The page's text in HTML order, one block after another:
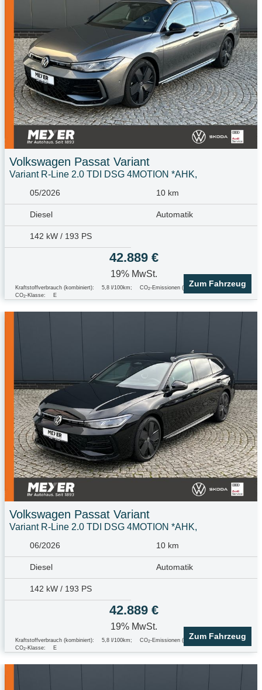
Volkswagen Passat Variant
Variant R-Line 2.0 TDI DSG 4MOTION *AHK,
05/2026 10 km
Diesel Automatik
142 kW / 193 PS
42.889 €
19% MwSt.
Kraftstoffverbrauch (kombiniert): 5,8 l/100km; CO2-Emissionen (kombiniert): 153.0 g/km
CO2-Klasse: E
Zum Fahrzeug
Volkswagen Passat Variant
Variant R-Line 2.0 TDI DSG 4MOTION *AHK,
06/2026 10 km
Diesel Automatik
142 kW / 193 PS
42.889 €
19% MwSt.
Kraftstoffverbrauch (kombiniert): 5,8 l/100km; CO2-Emissionen (kombiniert): 153.0 g/km
CO2-Klasse: E
Zum Fahrzeug